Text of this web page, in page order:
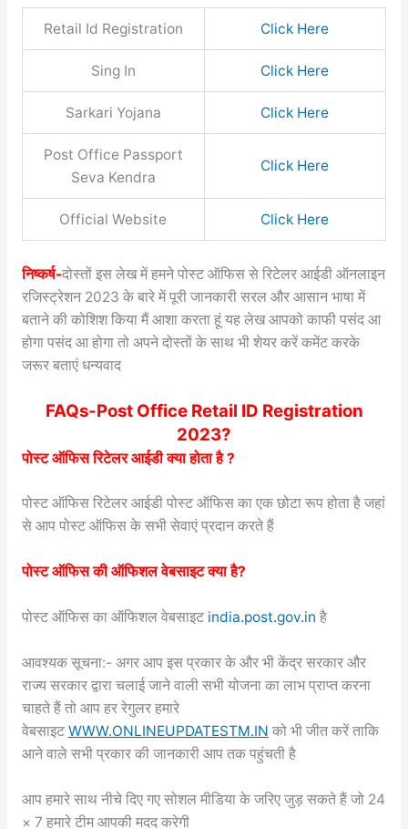
Retail Id Registration Click Here
Sing In Click Here
Sarkari Yojana Click Here
Post Office Passport
Seva Kendra
Click Here
Official Website Click Here
निष्कर्ष-दोस्तों इस लेख में हमने पोस्ट ऑफिस से रिटेलर आईडी ऑनलाइन
रजिस्ट्रेशन 2023 के बारे में पूरी जानकारी सरल और आसान भाषा में
बताने की कोशिश किया मैं आशा करता हूं यह लेख आपको काफी पसंद आ
होगा पसंद आ होगा तो अपने दोस्तों के साथ भी शेयर करें कमेंट करके
जरूर बताएं धन्यवाद
FAQs-Post Office Retail ID Registration
2023?
पोस्ट ऑफिस रिटेलर आईडी क्या होता है ?
पोस्ट ऑफिस रिटेलर आईडी पोस्ट ऑफिस का एक छोटा रूप होता है जहां
से आप पोस्ट ऑफिस के सभी सेवाएं प्रदान करते हैं
पोस्ट ऑफिस की ऑफिशल वेबसाइट क्या है?
पोस्ट ऑफिस का ऑफिशल वेबसाइट india.post.gov.in है
आवश्यक सूचना:- अगर आप इस प्रकार के और भी केंद्र सरकार और
राज्य सरकार द्वारा चलाई जाने वाली सभी योजना का लाभ प्राप्त करना
चाहते हैं तो आप हर रेगुलर हमारे
वेबसाइटWWW.ONLINEUPDATESTM.IN को भी जीत करें ताकि
आने वाले सभी प्रकार की जानकारी आप तक पहुंचती है
आप हमारे साथ नीचे दिए गए सोशल मीडिया के जरिए जुड़ सकते हैं जो 24
× 7 हमारे टीम आपकी मदद करेगी